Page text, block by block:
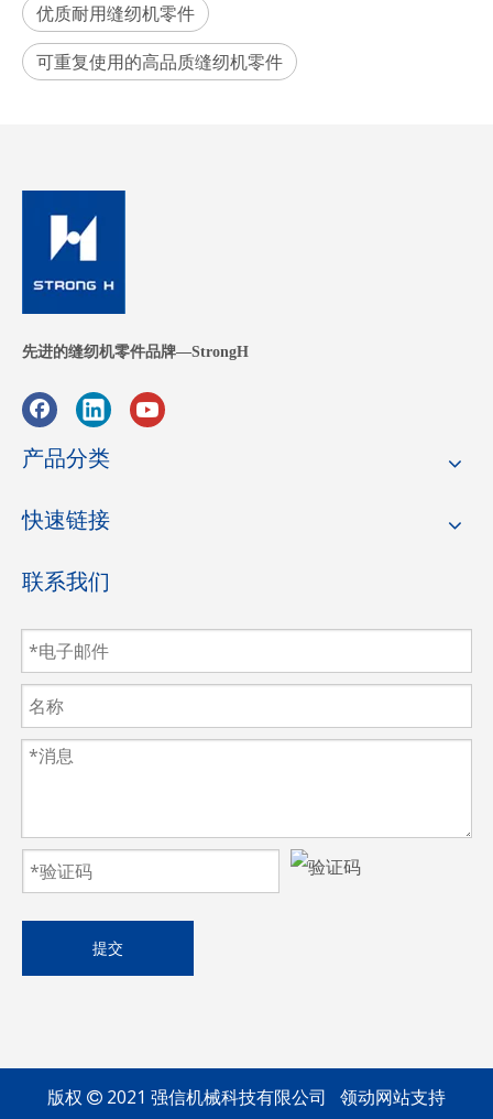
优质耐用缝纫机零件
可重复使用的高品质缝纫机零件
先进的缝纫机零件品牌—StrongH
产品分类
快速链接
联系我们
提交
版权  2021 强信机械科技有限公司 领动网站支持